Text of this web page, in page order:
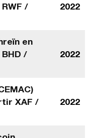
/
2022
en
/
2022
XAF /
2022